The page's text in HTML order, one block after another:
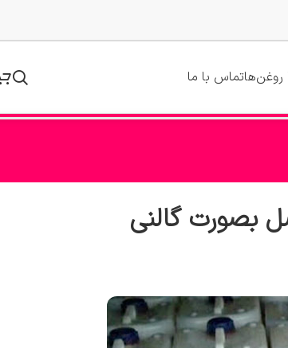
روغن‌هاتماس با ما
بصورت گالنی